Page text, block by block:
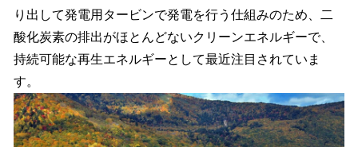
り出して発電用タービンで発電を行う仕組みのため、二
酸化炭素の排出がほとんどないクリーンエネルギーで、
持続可能な再生エネルギーとして最近注目されていま
す。